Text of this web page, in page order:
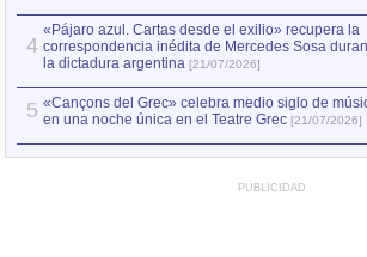
4
«Pájaro azul. Cartas desde el exilio» recupera la
correspondencia inédita de Mercedes Sosa
la dictadura argentina [21/07/2026]
5 «Cançons del Grec» celebra medio siglo de
en una noche única en el Teatre Grec [21/07/2026]
PUBLICIDAD